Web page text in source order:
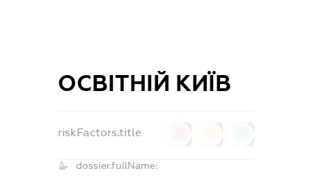
ОСВІТНІЙ КИЇВ
riskFactors.title
dossier.fullName: